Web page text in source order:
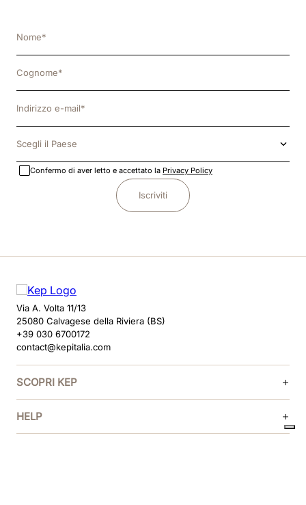
Scegli il Paese
Confermo di aver letto e accettato la Privacy Policy
Iscriviti
Via A. Volta 11/13
25080 Calvagese della Riviera (BS)
+39 030 6700172
contact@kepitalia.com
SCOPRI KEP
HELP